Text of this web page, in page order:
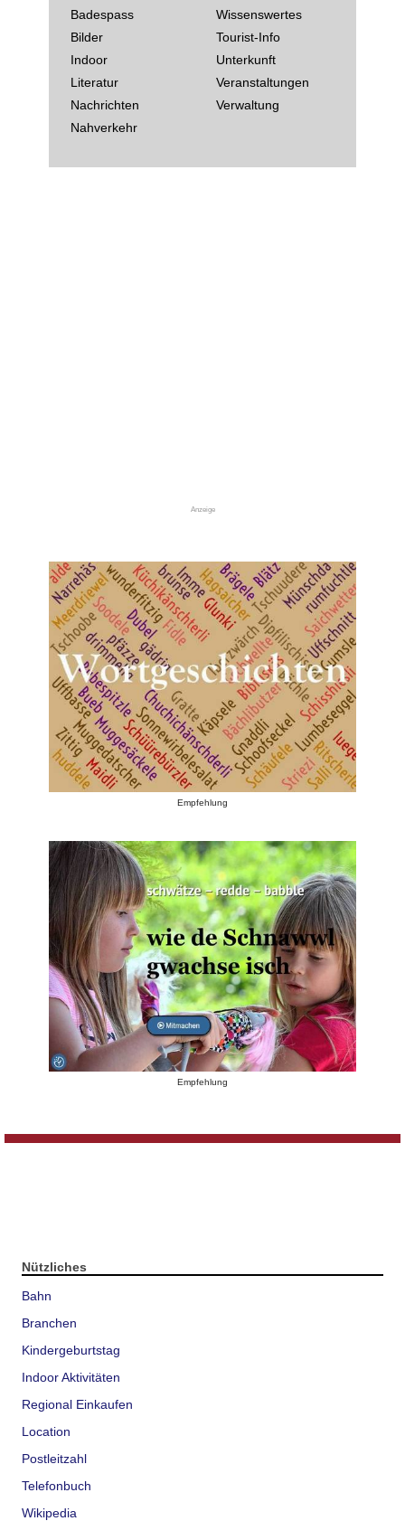
Badespass
Bilder
Indoor
Literatur
Nachrichten
Nahverkehr
Wissenswertes
Tourist-Info
Unterkunft
Veranstaltungen
Verwaltung
Anzeige
Empfehlung
Empfehlung
Nützliches
Bahn
Branchen
Kindergeburtstag
Indoor Aktivitäten
Regional Einkaufen
Location
Postleitzahl
Telefonbuch
Wikipedia